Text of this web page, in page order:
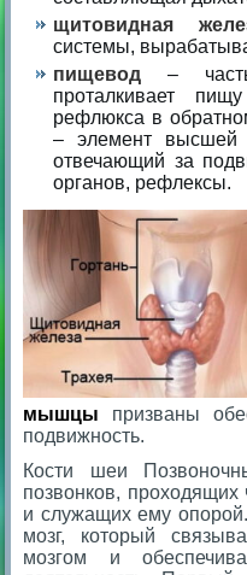
щитовидная
системы,
пищевод – часть
проталкивает
рефлюкса в
– элемент высшей
отвечающий за
органов, рефлексы.
мышцы призваны
подвижность.
Кости шеи
позвонков, проходящих
и служащих ему
мозг, который
мозгом и